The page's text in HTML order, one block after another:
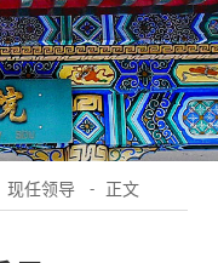
现任领导 - 正文